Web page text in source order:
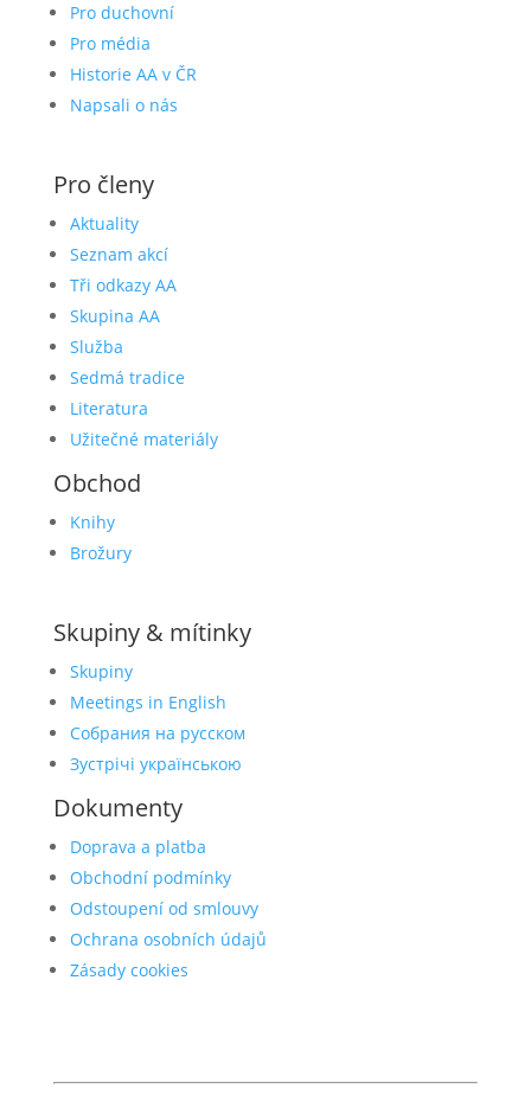
Pro duchovní
Pro média
Historie AA v ČR
Napsali o nás
Pro členy
Aktuality
Seznam akcí
Tři odkazy AA
Skupina AA
Služba
Sedmá tradice
Literatura
Užitečné materiály
Obchod
Knihy
Brožury
Skupiny & mítinky
Skupiny
Meetings in English
Собрания на русском
Зустрічі українською
Dokumenty
Doprava a platba
Obchodní podmínky
Odstoupení od smlouvy
Ochrana osobních údajů
Zásady cookies